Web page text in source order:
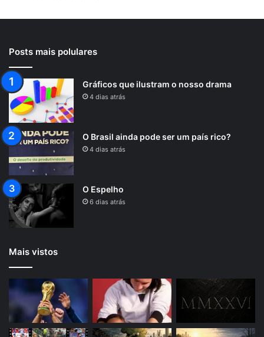
Posts mais polulares
Gráficos que ilustram o nosso drama
4 dias atrás
O Brasil ainda pode ser um país rico?
4 dias atrás
O Espelho
6 dias atrás
Mais vistos